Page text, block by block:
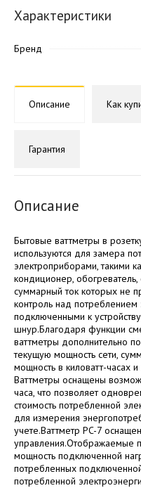
Характеристики
Бренд
Описание Как
Гарантия
Описание
Бытовые ваттметры в
используются для замера
электроприборами, такими
кондиционер,
суммарный ток которых не
контроль над потреблением
подключенными к
шнур.Благодаря функции
ваттметры дополнительно
текущую мощность сети,
мощность в киловатт-часах
Ваттметры оснащены
часа, что позволяет
стоимость потребленной
для измерения
учете.Ваттметр PC-7
управления.Отображаемые
мощность подключенной
потребленных
потребленной